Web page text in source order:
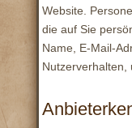
Website.
die auf Sie
Name, E-Mail-
Nutzerverhalten,